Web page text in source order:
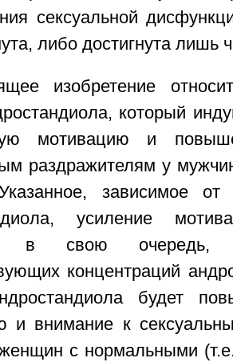
сексуальной
либо достигнута лишь
изобретение
который
мотивацию и
раздражителям у
зависимое от
усиление
в свою очередь,
концентраций
будет
и внимание к
с нормальными